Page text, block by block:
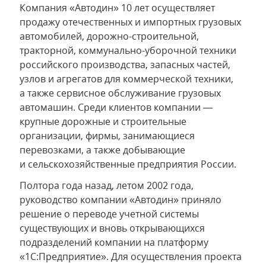
Компания «Автодин» 10 лет осуществляет
продажу отечественных и импортных грузовых
автомобилей, дорожно-строительной,
тракторной, коммунально-уборочной техники
российского производства, запасных частей,
узлов и агрегатов для коммерческой техники,
а также сервисное обслуживание грузовых
автомашин. Среди клиентов компании —
крупные дорожные и строительные
организации, фирмы, занимающиеся
перевозками, а также добывающие
и сельскохозяйственные предприятия России.
Полтора года назад, летом 2002 года,
руководство компании «Автодин» приняло
решение о переводе учетной системы
существующих и вновь открывающихся
подразделений компании на платформу
«1С:Предприятие». Для осуществления проекта